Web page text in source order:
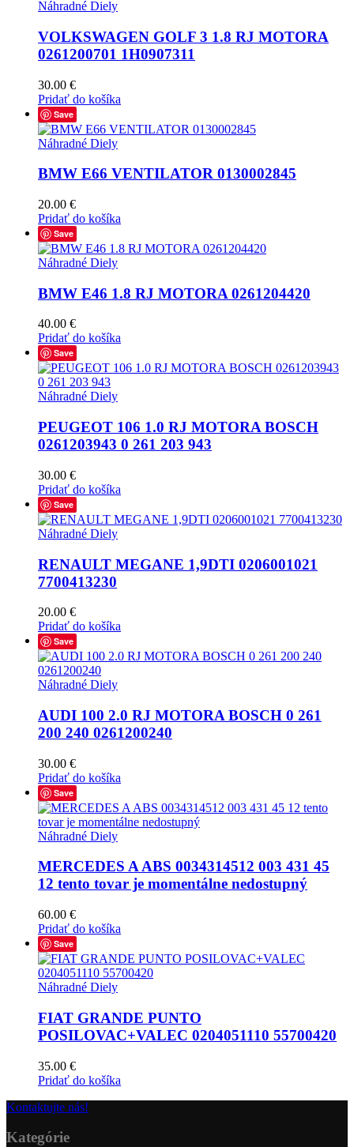
Náhradné Diely
VOLKSWAGEN GOLF 3 1.8 RJ MOTORA
0261200701 1H0907311
30.00 €
Pridať do košíka
Save
Náhradné Diely
BMW E66 VENTILATOR 0130002845
20.00 €
Pridať do košíka
Save
Náhradné Diely
BMW E46 1.8 RJ MOTORA 0261204420
40.00 €
Pridať do košíka
Save
Náhradné Diely
PEUGEOT 106 1.0 RJ MOTORA BOSCH
0261203943 0 261 203 943
30.00 €
Pridať do košíka
Save
Náhradné Diely
RENAULT MEGANE 1,9DTI 0206001021
7700413230
20.00 €
Pridať do košíka
Save
Náhradné Diely
AUDI 100 2.0 RJ MOTORA BOSCH 0 261
200 240 0261200240
30.00 €
Pridať do košíka
Save
Náhradné Diely
MERCEDES A ABS 0034314512 003 431 45
12 tento tovar je momentálne nedostupný
60.00 €
Pridať do košíka
Save
Náhradné Diely
FIAT GRANDE PUNTO
POSILOVAC+VALEC 0204051110 55700420
35.00 €
Pridať do košíka
Kontaktujte nás!
Kategórie